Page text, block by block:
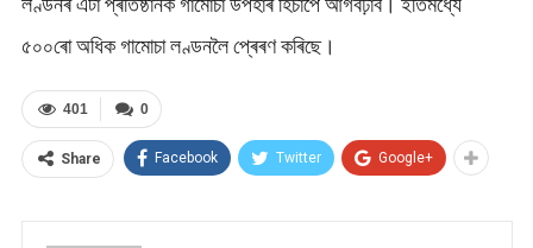
৫০০ৰো অধিক গামোচা লণ্ডনলৈ প্ৰেৰণ কৰিছে।
0
401
Share Facebook Twitter Google+